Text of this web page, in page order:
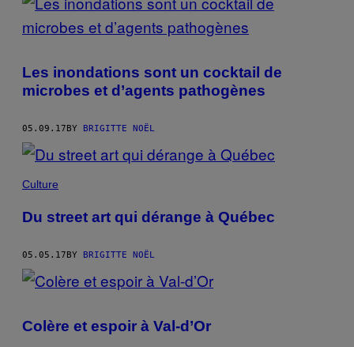
Les inondations sont un cocktail de
microbes et d’agents pathogènes
05.09.17BY BRIGITTE NOËL
Culture
Du street art qui dérange à Québec
05.05.17BY BRIGITTE NOËL
Colère et espoir à Val-d’Or